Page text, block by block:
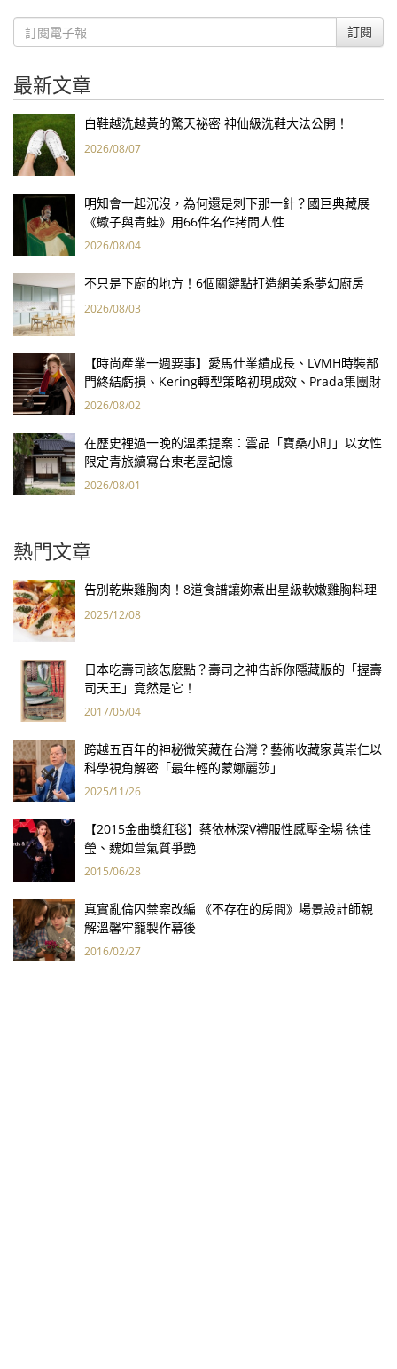
訂閱
最新文章
白鞋越洗越黃的驚天祕密 神仙級洗鞋大法公開！
2026/08/07
明知會一起沉沒，為何還是刺下那一針？國巨典藏展
《蠍子與青蛙》用66件名作拷問人性
2026/08/04
不只是下廚的地方！6個關鍵點打造網美系夢幻廚房
2026/08/03
【時尚產業一週要事】愛馬仕業績成長、LVMH時裝部
門終結虧損、Kering轉型策略初現成效、Prada集團財
報亮眼
2026/08/02
在歷史裡過一晚的溫柔提案：雲品「寶桑小町」以女性
限定青旅續寫台東老屋記憶
2026/08/01
熱門文章
告別乾柴雞胸肉！8道食譜讓妳煮出星級軟嫩雞胸料理
2025/12/08
日本吃壽司該怎麼點？壽司之神告訴你隱藏版的「握壽
司天王」竟然是它！
2017/05/04
跨越五百年的神秘微笑藏在台灣？藝術收藏家黃崇仁以
科學視角解密「最年輕的蒙娜麗莎」
2025/11/26
【2015金曲獎紅毯】蔡依林深V禮服性感壓全場 徐佳
瑩、魏如萱氣質爭艷
2015/06/28
真實亂倫囚禁案改編 《不存在的房間》場景設計師親
解溫馨牢籠製作幕後
2016/02/27